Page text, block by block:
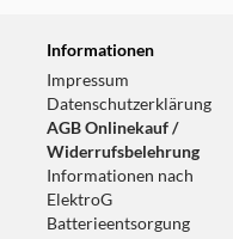
Informationen
Impressum
Datenschutzerklärung
AGB Onlinekauf /
Widerrufsbelehrung
Informationen nach
ElektroG
Batterieentsorgung